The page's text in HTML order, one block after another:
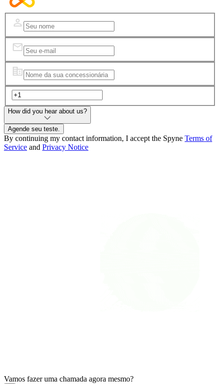
How did you hear about us?
Agende seu teste.
By continuing my contact information, I accept the Spyne Terms of
Service and Privacy Notice
Vamos fazer uma chamada agora mesmo?